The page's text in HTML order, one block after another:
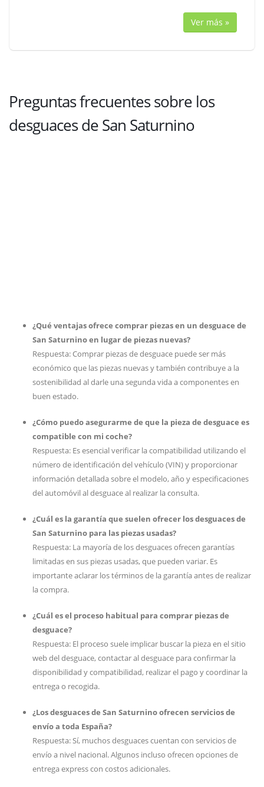
Ver más »
Preguntas frecuentes sobre los
desguaces de San Saturnino
¿Qué ventajas ofrece comprar piezas en un desguace de
San Saturnino en lugar de piezas nuevas?
Respuesta: Comprar piezas de desguace puede ser más
económico que las piezas nuevas y también contribuye a la
sostenibilidad al darle una segunda vida a componentes en
buen estado.
¿Cómo puedo asegurarme de que la pieza de desguace es
compatible con mi coche?
Respuesta: Es esencial verificar la compatibilidad utilizando el
número de identificación del vehículo (VIN) y proporcionar
información detallada sobre el modelo, año y especificaciones
del automóvil al desguace al realizar la consulta.
¿Cuál es la garantía que suelen ofrecer los desguaces de
San Saturnino para las piezas usadas?
Respuesta: La mayoría de los desguaces ofrecen garantías
limitadas en sus piezas usadas, que pueden variar. Es
importante aclarar los términos de la garantía antes de realizar
la compra.
¿Cuál es el proceso habitual para comprar piezas de
desguace?
Respuesta: El proceso suele implicar buscar la pieza en el sitio
web del desguace, contactar al desguace para confirmar la
disponibilidad y compatibilidad, realizar el pago y coordinar la
entrega o recogida.
¿Los desguaces de San Saturnino ofrecen servicios de
envío a toda España?
Respuesta: Sí, muchos desguaces cuentan con servicios de
envío a nivel nacional. Algunos incluso ofrecen opciones de
entrega express con costos adicionales.